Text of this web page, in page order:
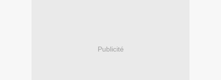
Publicité